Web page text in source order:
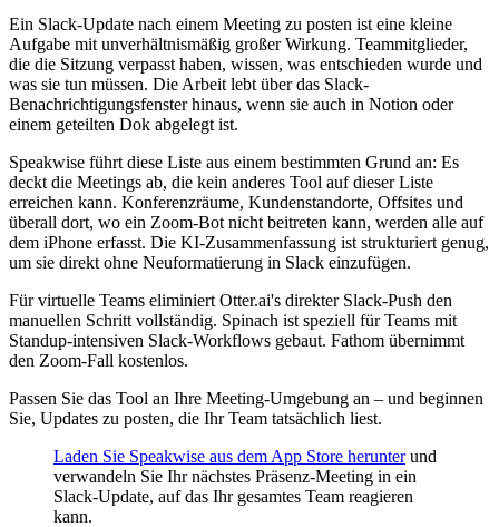
Ein Slack-Update nach einem Meeting zu posten ist eine kleine
Aufgabe mit unverhältnismäßig großer Wirkung. Teammitglieder,
die die Sitzung verpasst haben, wissen, was entschieden wurde und
was sie tun müssen. Die Arbeit lebt über das Slack-
Benachrichtigungsfenster hinaus, wenn sie auch in Notion oder
einem geteilten Dok abgelegt ist.
Speakwise führt diese Liste aus einem bestimmten Grund an: Es
deckt die Meetings ab, die kein anderes Tool auf dieser Liste
erreichen kann. Konferenzräume, Kundenstandorte, Offsites und
überall dort, wo ein Zoom-Bot nicht beitreten kann, werden alle auf
dem iPhone erfasst. Die KI-Zusammenfassung ist strukturiert genug,
um sie direkt ohne Neuformatierung in Slack einzufügen.
Für virtuelle Teams eliminiert Otter.ai's direkter Slack-Push den
manuellen Schritt vollständig. Spinach ist speziell für Teams mit
Standup-intensiven Slack-Workflows gebaut. Fathom übernimmt
den Zoom-Fall kostenlos.
Passen Sie das Tool an Ihre Meeting-Umgebung an – und beginnen
Sie, Updates zu posten, die Ihr Team tatsächlich liest.
Laden Sie Speakwise aus dem App Store herunterund
verwandeln Sie Ihr nächstes Präsenz-Meeting in ein
Slack-Update, auf das Ihr gesamtes Team reagieren
kann.